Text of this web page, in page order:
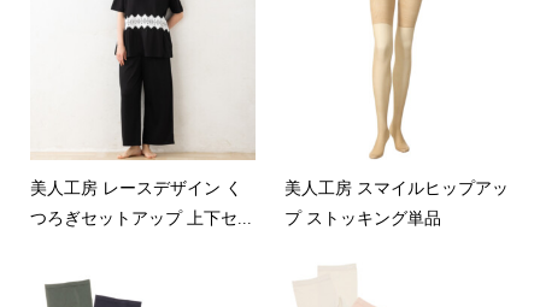
美人工房 レースデザイン く
つろぎセットアップ 上下セ...
美人工房 スマイルヒップアッ
プ ストッキング単品